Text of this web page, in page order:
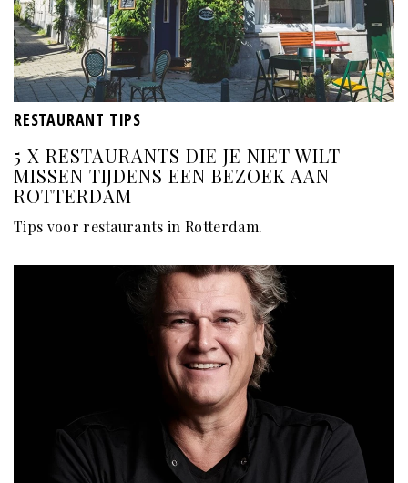
RESTAURANT TIPS
5 X RESTAURANTS DIE JE NIET WILT
MISSEN TIJDENS EEN BEZOEK AAN
ROTTERDAM
Tips voor restaurants in Rotterdam.